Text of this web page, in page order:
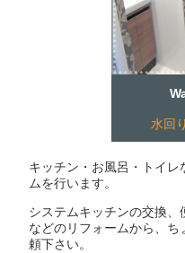
水回
キッチン・お風呂・トイ
ムを行います。
システムキッチンの交換
などのリフォームから、
頼下さい。